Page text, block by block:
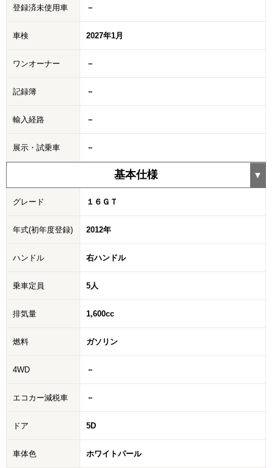
登録済未使用車 －
車検 2027年1月
ワンオーナー －
記録簿 －
輸入経路 －
展示・試乗車 －
基本仕様
グレード １６ＧＴ
年式(初年度登録) 2012年
ハンドル 右ハンドル
乗車定員 5人
排気量 1,600cc
燃料 ガソリン
4WD －
エコカー減税車 －
ドア 5D
車体色 ホワイトパール